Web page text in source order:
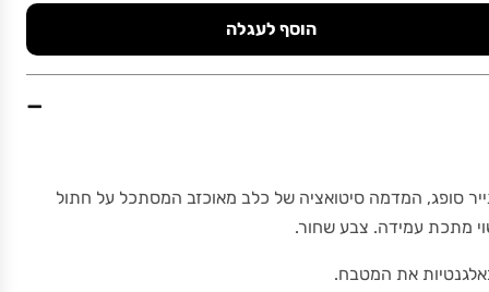
הוסף לעגלה
−
סופג, המדמה סיטואציה של כלב מאוכזב המסתכל על חתול
מתכת עמידה. צבע שחור.
את המטבח.